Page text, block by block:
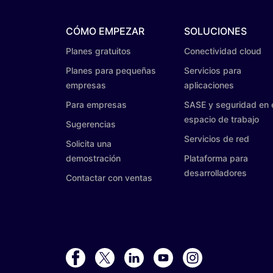
CÓMO EMPEZAR
Planes gratuitos
Planes para pequeñas
empresas
Para empresas
Sugerencias
Solicita una
demostración
Contactar con ventas
SOLUCIONES
Conectividad cloud
Servicios para
aplicaciones
SASE y seguridad en
espacio de trabajo
Servicios de red
Plataforma para
desarrolladores